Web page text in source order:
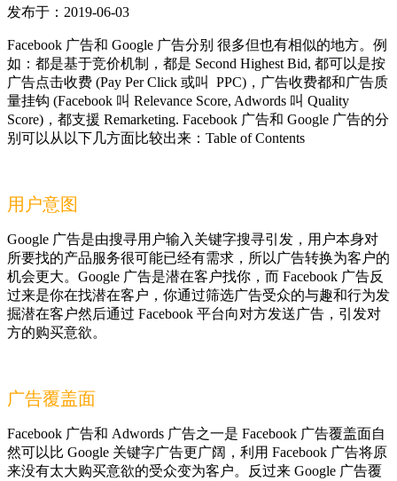
发布于：2019-06-03
Facebook 广告和 Google 广告分别 很多但也有相似的地方。例
如：都是基于竞价机制，都是 Second Highest Bid, 都可以是按
广告点击收费 (Pay Per Click 或叫 PPC)，广告收费都和广告质
量挂钩 (Facebook 叫 Relevance Score, Adwords 叫 Quality
Score)，都支援 Remarketing. Facebook 广告和 Google 广告的分
别可以从以下几方面比较出来：Table of Contents
用户意图
Google 广告是由搜寻用户输入关键字搜寻引发，用户本身对
所要找的产品服务很可能已经有需求，所以广告转换为客户的
机会更大。Google 广告是潜在客户找你，而 Facebook 广告反
过来是你在找潜在客户，你通过筛选广告受众的与趣和行为发
掘潜在客户然后通过 Facebook 平台向对方发送广告，引发对
方的购买意欲。
广告覆盖面
Facebook 广告和 Adwords 广告之一是 Facebook 广告覆盖面自
然可以比 Google 关键字广告更广阔，利用 Facebook 广告将原
来没有太大购买意欲的受众变为客户。反过来 Google 广告覆